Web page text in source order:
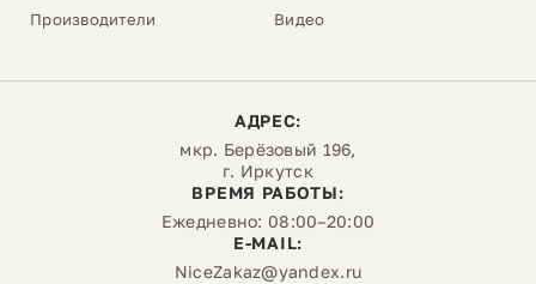
Производители
Видео
АДРЕС:
мкр. Берёзовый 196,
г. Иркутск
ВРЕМЯ РАБОТЫ:
Ежедневно: 08:00–20:00
E-MAIL:
NiceZakaz@yandex.ru